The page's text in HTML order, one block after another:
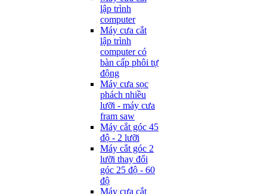
lập trình
computer
Máy cưa cắt
lập trình
computer có
bàn cấp phôi tự
động
Máy cưa sọc
phách nhiều
lưỡi - máy cưa
fram saw
Máy cắt góc 45
độ - 2 lưỡi
Máy cắt góc 2
lưỡi thay đổi
góc 25 độ - 60
độ
Máy cưa cắt